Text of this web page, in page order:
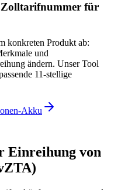
Zolltarifnummer für
konkreten Produkt ab:
und
ändern. Unser Tool
11-stellige
Akku
Einreihung von